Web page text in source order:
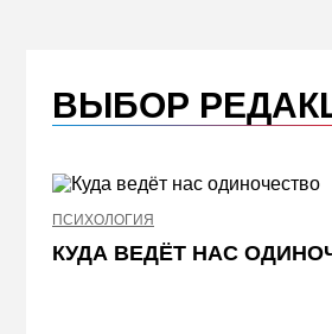
ВЫБОР
ПСИХОЛОГИЯ
КУДА ВЕДЁТ НАС